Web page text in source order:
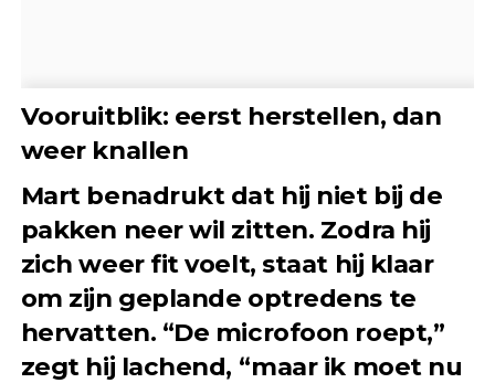
Vooruitblik: eerst herstellen, dan
weer knallen
Mart benadrukt dat hij niet bij de
pakken neer wil zitten. Zodra hij
zich weer fit voelt, staat hij klaar
om zijn geplande optredens te
hervatten. “De microfoon roept,”
zegt hij lachend, “maar ik moet nu